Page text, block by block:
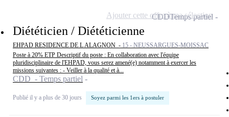
Diététicien / Diététicienne
EHPAD RESIDENCE DE L ALAGNON - 15 - NEUSSARGUES-MOISSAC
Poste à 20% ETP Descriptif du poste : En collaboration avec l'équipe
pluridisciplinaire de l'EHPAD, vous serez amené(e) notamment à exercer les
missions suivantes : - Veiller à la qualité et à...
CDD - Temps partiel
Publié il y a plus de 30 jours Soyez parmi les 1ers à postuler
CDDTemps partiel
Ajouter cette offre à ma sélection